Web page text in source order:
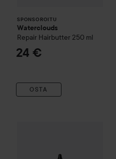
SPONSOROITU
Waterclouds
Repair Hairbutter 250 ml
24 €
OSTA